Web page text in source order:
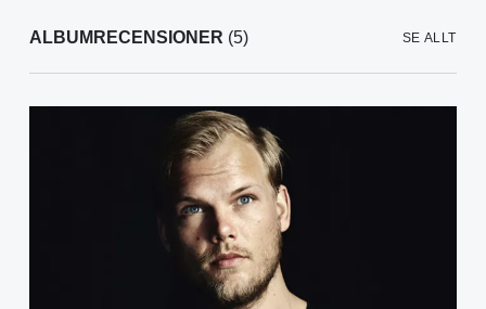
ALBUMRECENSIONER (5) SE ALLT